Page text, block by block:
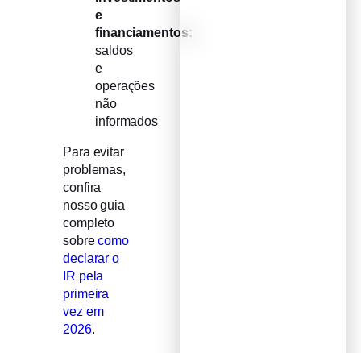
e
financiamentos:
saldos
e
operações
não
informados
Para evitar
problemas,
confira
nosso guia
completo
sobrecomo
declarar o
IR pela
primeira
vez em
2026.